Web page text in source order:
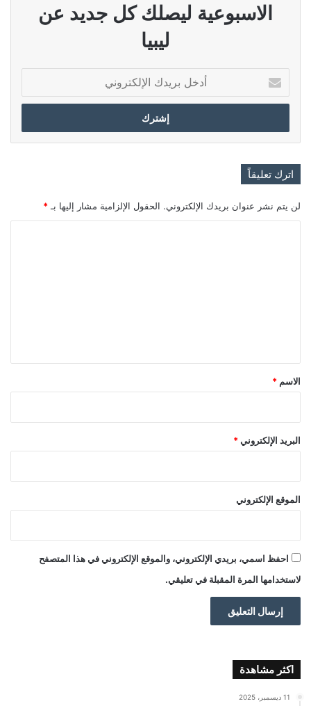
الاسبوعية ليصلك كل جديد عن
ليبيا
بريدك
الإلكتروني
اترك تعليقاً
لن يتم نشر عنوان بريدك الإلكتروني. الحقول الإلزامية مشار إليها بـ *
*
الاسم *
البريد الإلكتروني *
الموقع الإلكتروني
احفظ اسمي، بريدي الإلكتروني، والموقع الإلكتروني في هذا المتصفح
لاستخدامها المرة المقبلة في تعليقي.
اكثر مشاهدة
11 ديسمبر، 2025